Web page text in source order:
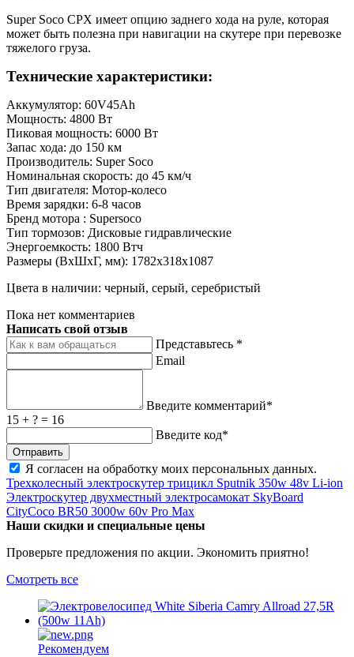
Super Soco СPX имеет опцию заднего хода на руле, которая
может быть полезна при навигации на скутере при перевозке
тяжелого груза.
Технические характеристики:
Аккумулятор: 60V45Ah
Мощность: 4800 Вт
Пиковая мощность: 6000 Вт
Запас хода: до 150 км
Производитель: Super Soco
Номинальная скорость: до 45 км/ч
Тип двигателя: Мотор-колесо
Время зарядки: 6-8 часов
Бренд мотора : Supersoco
Тип тормозов: Дисковые гидравлические
Энергоемкость: 1800 Втч
Размеры (ВхШхГ, мм): 1782x318x1087
Цвета в наличии: черный, серый, серебристый
Пока нет комментариев
Написать свой отзыв
Представьтесь *
Email
Введите комментарий*
15 + ? = 16
Введите код*
Я согласен на обработку моих персональных данных.
Трехколесный электроскутер трицикл Sputnik 350w 48v Li-ion
Электроскутер двухместный электросамокат SkyBoard
CityCoco BR50 3000w 60v Pro Max
Наши скидки и специальные цены
Проверьте предложения по акции. Экономить приятно!
Смотреть все
Рекомендуем